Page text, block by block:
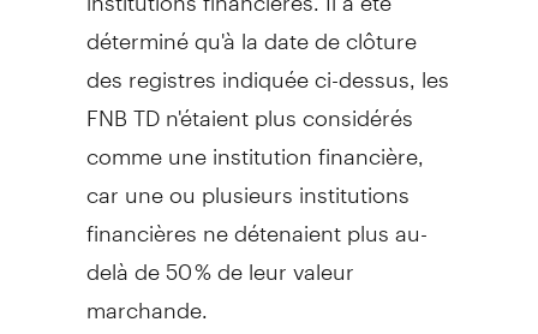
déterminé qu'à la date de clôture
des registres indiquée ci-dessus, les
FNB TD n'étaient plus considérés
comme une institution financière,
car une ou plusieurs institutions
financières ne détenaient plus au-
delà de 50 % de leur valeur
marchande.